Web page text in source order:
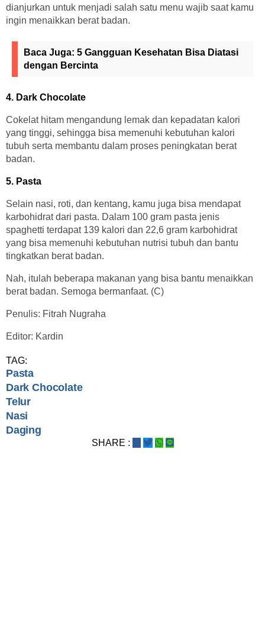
dianjurkan untuk menjadi salah satu menu wajib saat kamu
ingin menaikkan berat badan.
Baca Juga: 5 Gangguan Kesehatan Bisa Diatasi
dengan Bercinta
4. Dark Chocolate
Cokelat hitam mengandung lemak dan kepadatan kalori
yang tinggi, sehingga bisa memenuhi kebutuhan kalori
tubuh serta membantu dalam proses peningkatan berat
badan.
5. Pasta
Selain nasi, roti, dan kentang, kamu juga bisa mendapat
karbohidrat dari pasta. Dalam 100 gram pasta jenis
spaghetti terdapat 139 kalori dan 22,6 gram karbohidrat
yang bisa memenuhi kebutuhan nutrisi tubuh dan bantu
tingkatkan berat badan.
Nah, itulah beberapa makanan yang bisa bantu menaikkan
berat badan. Semoga bermanfaat. (C)
Penulis: Fitrah Nugraha
Editor: Kardin
TAG:
Pasta
Dark Chocolate
Telur
Nasi
Daging
SHARE :